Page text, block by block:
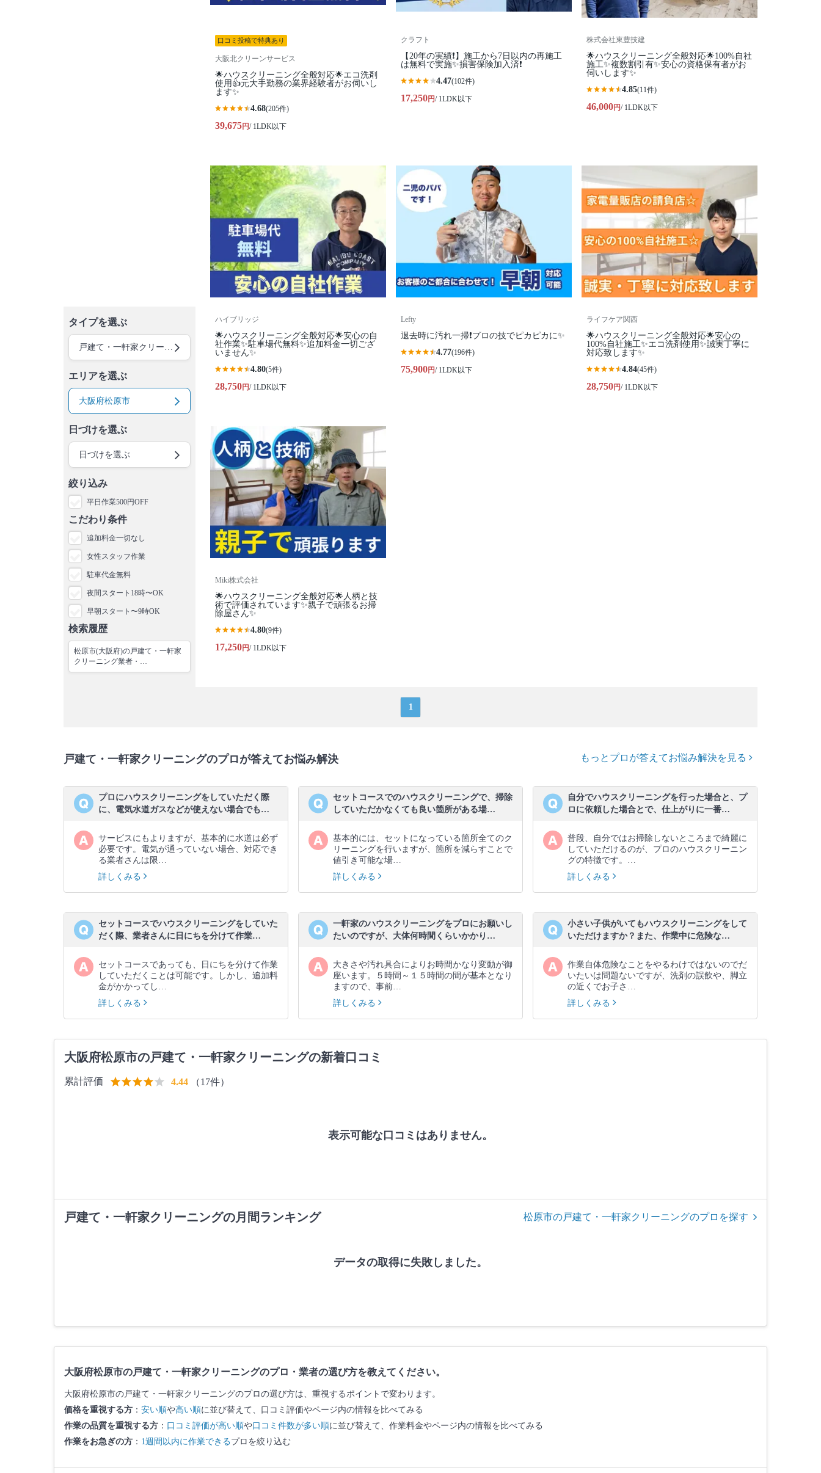
タイプを選ぶ
エリアを選ぶ
大阪府松原市
日づけを選ぶ
日づけを選ぶ
絞り込み
平日作業500円OFF
こだわり条件
追加料金一切なし
女性スタッフ作業
駐車代金無料
夜間スタート18時〜OK
早朝スタート〜9時OK
検索履歴
松原市(大阪府)の戸建て・一軒家
クリーニング業者・…
口コミ投稿で特典あり
大阪北クリーンサービス
🌟ハウスクリーニング全般対応🌟エコ洗剤
使用👍元大手勤務の業界経験者がお伺いし
ます✨
4.68(205件)
39,675円/ 1LDK以下
クラフト
【20年の実績❗️】施工から7日以内の再施工
は無料で実施✨損害保険加入済❗️
4.47(102件)
17,250円/ 1LDK以下
株式会社東豊技建
🌟ハウスクリーニング全般対応🌟100%自社
施工✨複数割引有✨安心の資格保有者がお
伺いします✨
4.85(11件)
46,000円/ 1LDK以下
ハイブリッジ
🌟ハウスクリーニング全般対応🌟安心の自
社作業✨️駐車場代無料✨️追加料金一切ござ
いません✨
4.80(5件)
28,750円/ 1LDK以下
Lefty
退去時に汚れ一掃❗️プロの技でピカピカに✨
4.77(196件)
75,900円/ 1LDK以下
ライフケア関西
🌟ハウスクリーニング全般対応🌟安心の
100%自社施工✨エコ洗剤使用✨誠実丁寧に
対応致します✨
4.84(45件)
28,750円/ 1LDK以下
Miki株式会社
🌟ハウスクリーニング全般対応🌟人柄と技
術で評価されています✨親子で頑張るお掃
除屋さん✨
4.80(9件)
17,250円/ 1LDK以下
1
戸建て・一軒家クリーニングのプロが答えてお悩み解決 もっとプロが答えてお悩み解決を見る
プロにハウスクリーニングをしていただく際
に、電気水道ガスなどが使えない場合でも…
サービスにもよりますが、基本的に水道は必ず
必要です。電気が通っていない場合、対応でき
る業者さんは限…
詳しくみる
セットコースでのハウスクリーニングで、掃除
していただかなくても良い箇所がある場…
基本的には、セットになっている箇所全てのク
リーニングを行いますが、箇所を減らすことで
値引き可能な場…
詳しくみる
自分でハウスクリーニングを行った場合と、プ
ロに依頼した場合とで、仕上がりに一番…
普段、自分ではお掃除しないところまで綺麗に
していただけるのが、プロのハウスクリーニン
グの特徴です。…
詳しくみる
セットコースでハウスクリーニングをしていた
だく際、業者さんに日にちを分けて作業…
セットコースであっても、日にちを分けて作業
していただくことは可能です。しかし、追加料
金がかかってし…
詳しくみる
一軒家のハウスクリーニングをプロにお願いし
たいのですが、大体何時間くらいかかり…
大きさや汚れ具合によりお時間かなり変動が御
座います。５時間～１５時間の間が基本となり
ますので、事前…
詳しくみる
小さい子供がいてもハウスクリーニングをして
いただけますか？また、作業中に危険な…
作業自体危険なことをやるわけではないのでだ
いたいは問題ないですが、洗剤の誤飲や、脚立
の近くでお子さ…
詳しくみる
大阪府松原市の戸建て・一軒家クリーニングの新着口コミ
累計評価 4.44 （17件）
表示可能な口コミはありません。
戸建て・一軒家クリーニングの月間ランキング 松原市の戸建て・一軒家クリーニングのプロを探す
データの取得に失敗しました。
大阪府松原市の戸建て・一軒家クリーニングのプロ・業者の選び方を教えてください。
大阪府松原市の戸建て・一軒家クリーニングのプロの選び方は、重視するポイントで変わります。
価格を重視する方 ： 安い順や高い順に並び替えて、口コミ評価やページ内の情報を比べてみる
作業の品質を重視する方 ： 口コミ評価が高い順や口コミ件数が多い順に並び替えて、作業料金やページ内の情報を比べてみる
作業をお急ぎの方 ： 1週間以内に作業できるプロを絞り込む